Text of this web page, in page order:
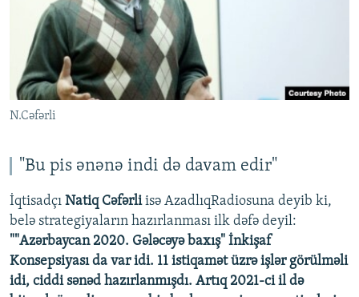
N.Cəfərli
"Bu pis ənənə indi də davam edir"
İqtisadçı Natiq Cəfərliisə AzadlıqRadiosuna deyib ki,
belə strategiyaların hazırlanması ilk dəfə deyil:
""Azərbaycan 2020. Gələcəyə baxış" İnkişaf
Konsepsiyası da var idi. 11 istiqamət üzrə işlər görülməli
idi, ciddi sənəd hazırlanmışdı. Artıq 2021-ci il də